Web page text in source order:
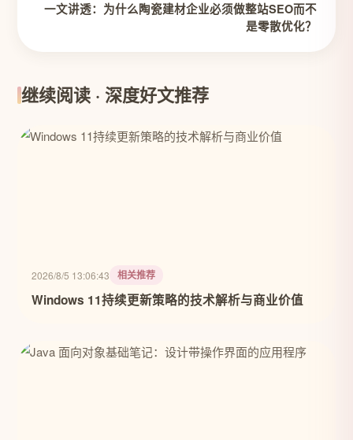
一文讲透：为什么陶瓷建材企业必须做整站SEO而不
是零散优化？
继续阅读 · 深度好文推荐
2026/8/5 13:06:43 相关推荐
Windows 11持续更新策略的技术解析与商业价值